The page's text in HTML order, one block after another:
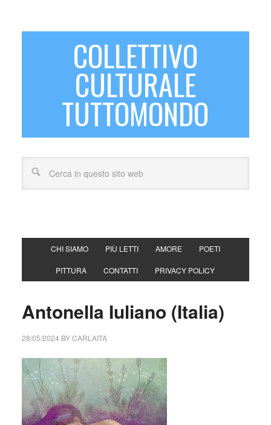
COLLETTIVO
CULTURALE
TUTTOMONDO
CHI SIAMO PIÙ LETTI AMORE POETI
PITTURA CONTATTI PRIVACY POLICY
Antonella Iuliano (Italia)
28/05/2024 BYCARLAITA